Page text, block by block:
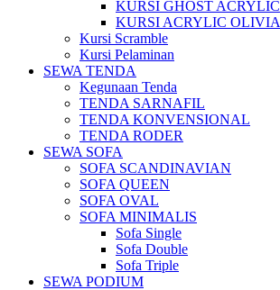
KURSI GHOST ACRYLIC
KURSI ACRYLIC OLIVIA
Kursi Scramble
Kursi Pelaminan
SEWA TENDA
Kegunaan Tenda
TENDA SARNAFIL
TENDA KONVENSIONAL
TENDA RODER
SEWA SOFA
SOFA SCANDINAVIAN
SOFA QUEEN
SOFA OVAL
SOFA MINIMALIS
Sofa Single
Sofa Double
Sofa Triple
SEWA PODIUM